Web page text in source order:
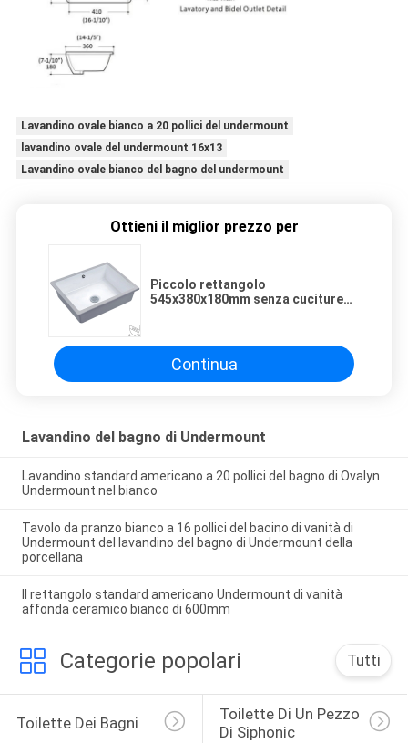
Lavandino ovale bianco a 20 pollici del undermount
lavandino ovale del undermount 16x13
Lavandino ovale bianco del bagno del undermount
Ottieni il miglior prezzo per
Piccolo rettangolo
545x380x180mm senza cuciture
Continua
Lavandino del bagno di Undermount
Lavandino standard americano a 20 pollici del bagno di Ovalyn
Undermount nel bianco
Tavolo da pranzo bianco a 16 pollici del bacino di vanità di
Undermount del lavandino del bagno di Undermount della
porcellana
Il rettangolo standard americano Undermount di vanità
affonda ceramico bianco di 600mm
Categorie popolari Tutti
Toilette Dei Bagni
Toilette Di Un Pezzo
Di Siphonic